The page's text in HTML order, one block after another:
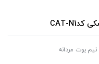
نیم بوت مردانه